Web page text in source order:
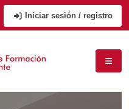
Iniciar sesión / registro